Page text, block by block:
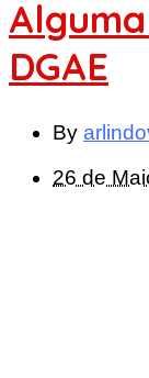
DGAE
By
26 de